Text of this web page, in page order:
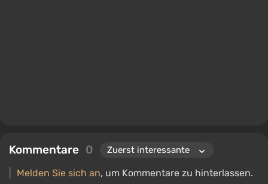
Kommentare 0
Melden Sie sich an, um Kommentare zu hinterlassen.